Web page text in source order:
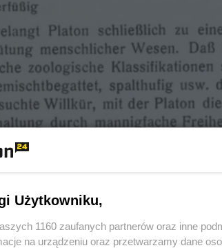
Użytkowniku,
1160 zaufanych partnerów oraz inne
na urządzeniu oraz przetwarzamy dane